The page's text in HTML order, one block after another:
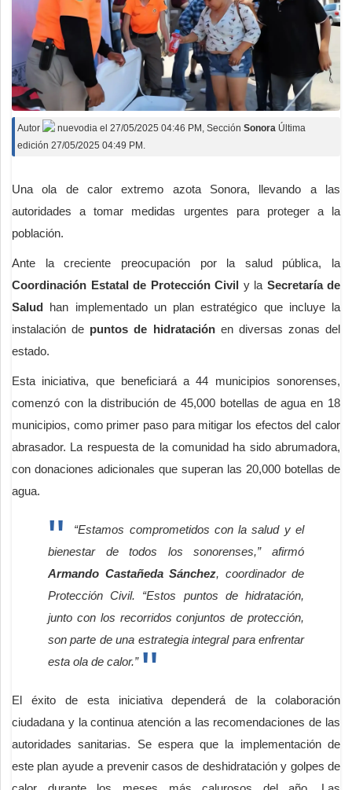
Autor nuevodia el 27/05/2025 04:46 PM , Sección Sonora Última
edición 27/05/2025 04:49 PM.
Una ola de calor extremo azota Sonora, llevando a las
autoridades a tomar medidas urgentes para proteger a la
población.
Ante la creciente preocupación por la salud pública, la
Coordinación Estatal de Protección Civil y la Secretaría de
Salud han implementado un plan estratégico que incluye la
instalación de puntos de hidrataciónen diversas zonas del
estado.
Esta iniciativa, que beneficiará a 44 municipios sonorenses,
comenzó con la distribución de 45,000 botellas de agua en 18
municipios, como primer paso para mitigar los efectos del calor
abrasador. La respuesta de la comunidad ha sido abrumadora,
con donaciones adicionales que superan las 20,000 botellas de
agua.
“Estamos comprometidos con la salud y el
bienestar de todos los sonorenses,” afirmó
Armando Castañeda Sánchez, coordinador de
Protección Civil. “Estos puntos de hidratación,
junto con los recorridos conjuntos de protección,
son parte de una estrategia integral para enfrentar
esta ola de calor.”
El éxito de esta iniciativa dependerá de la colaboración
ciudadana y la continua atención a las recomendaciones de las
autoridades sanitarias. Se espera que la implementación de
este plan ayude a prevenir casos de deshidratación y golpes de